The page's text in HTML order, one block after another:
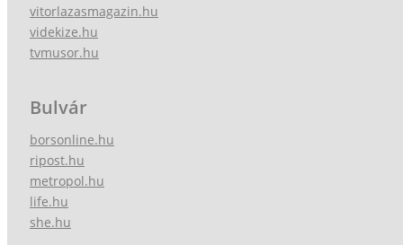
vitorlazasmagazin.hu
videkize.hu
tvmusor.hu
Bulvár
borsonline.hu
ripost.hu
metropol.hu
life.hu
she.hu